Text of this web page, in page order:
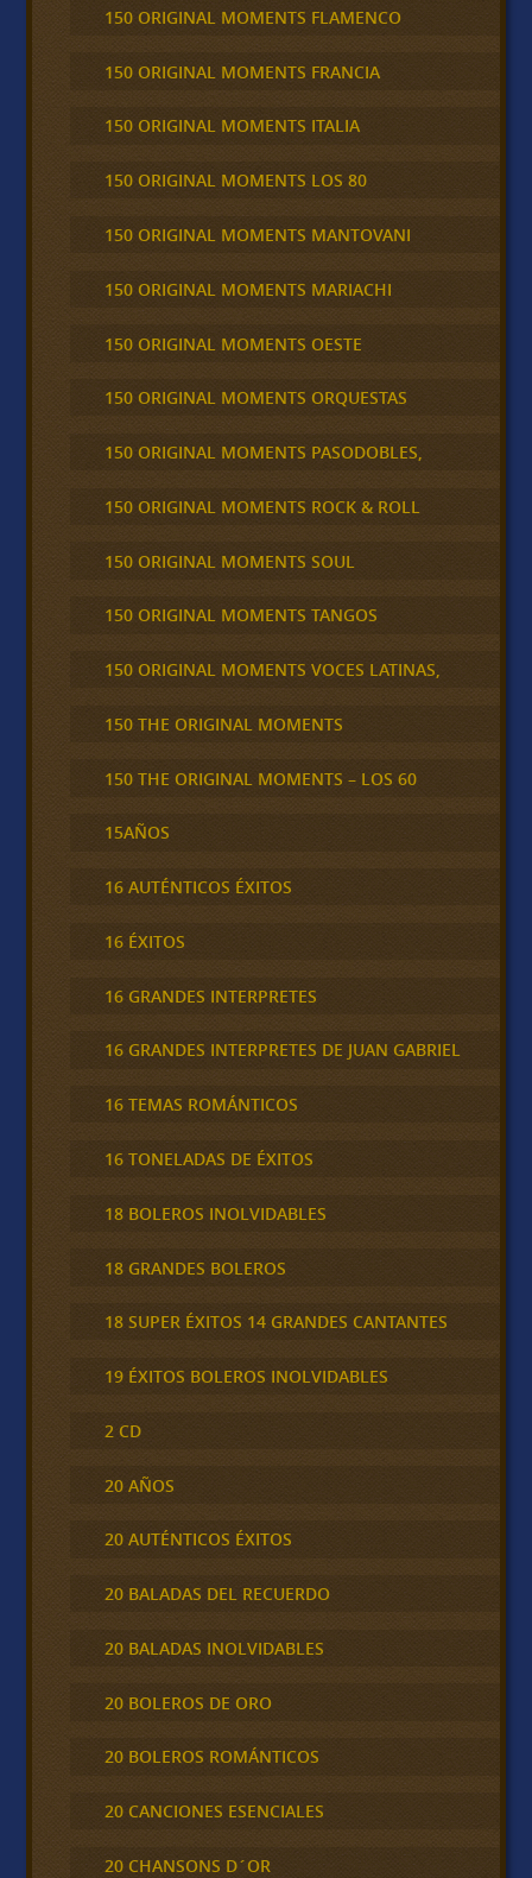
150 ORIGINAL MOMENTS FLAMENCO
150 ORIGINAL MOMENTS FRANCIA
150 ORIGINAL MOMENTS ITALIA
150 ORIGINAL MOMENTS LOS 80
150 ORIGINAL MOMENTS MANTOVANI
150 ORIGINAL MOMENTS MARIACHI
150 ORIGINAL MOMENTS OESTE
150 ORIGINAL MOMENTS ORQUESTAS
150 ORIGINAL MOMENTS PASODOBLES,
150 ORIGINAL MOMENTS ROCK & ROLL
150 ORIGINAL MOMENTS SOUL
150 ORIGINAL MOMENTS TANGOS
150 ORIGINAL MOMENTS VOCES LATINAS,
150 THE ORIGINAL MOMENTS
150 THE ORIGINAL MOMENTS – LOS 60
15AÑOS
16 AUTÉNTICOS ÉXITOS
16 ÉXITOS
16 GRANDES INTERPRETES
16 GRANDES INTERPRETES DE JUAN GABRIEL
16 TEMAS ROMÁNTICOS
16 TONELADAS DE ÉXITOS
18 BOLEROS INOLVIDABLES
18 GRANDES BOLEROS
18 SUPER ÉXITOS 14 GRANDES CANTANTES
19 ÉXITOS BOLEROS INOLVIDABLES
2 CD
20 AÑOS
20 AUTÉNTICOS ÉXITOS
20 BALADAS DEL RECUERDO
20 BALADAS INOLVIDABLES
20 BOLEROS DE ORO
20 BOLEROS ROMÁNTICOS
20 CANCIONES ESENCIALES
20 CHANSONS D´OR